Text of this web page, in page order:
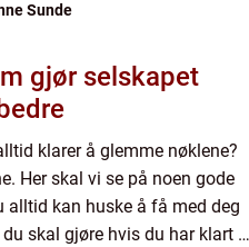
Sunde
gjør selskapet
klarer å glemme nøklene?
Her skal vi se på noen gode
alltid kan huske å få med deg
skal gjøre hvis du har klart å